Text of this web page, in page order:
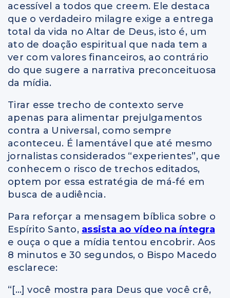
acessível a todos que creem. Ele destaca
que o verdadeiro milagre exige a entrega
total da vida no Altar de Deus, isto é, um
ato de doação espiritual que nada tem a
ver com valores financeiros, ao contrário
do que sugere a narrativa preconceituosa
da mídia.
Tirar esse trecho de contexto serve
apenas para alimentar prejulgamentos
contra a Universal, como sempre
aconteceu. É lamentável que até mesmo
jornalistas considerados “experientes”, que
conhecem o risco de trechos editados,
optem por essa estratégia de má-fé em
busca de audiência.
Para reforçar a mensagem bíblica sobre o
Espírito Santo, assista ao vídeo na íntegra
e ouça o que a mídia tentou encobrir. Aos
8 minutos e 30 segundos, o Bispo Macedo
esclarece:
“[…] você mostra para Deus que você crê,